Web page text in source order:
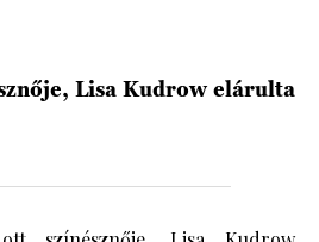
Lisa Kudrow elárulta